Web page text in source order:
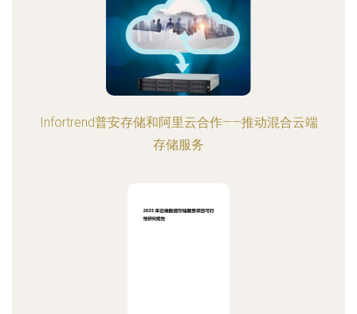
Infortrend普安存储和阿里云合作――推动混合云端
存储服务